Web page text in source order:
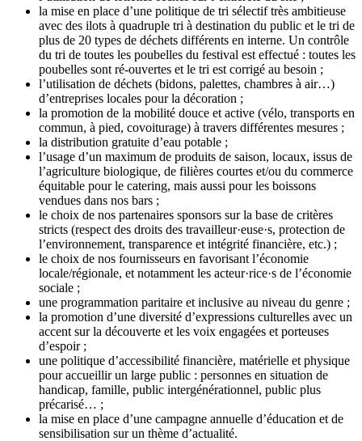
la mise en place d’une politique de tri sélectif très ambitieuse
avec des ilots à quadruple tri à destination du public et le tri de
plus de 20 types de déchets différents en interne. Un contrôle
du tri de toutes les poubelles du festival est effectué : toutes les
poubelles sont ré-ouvertes et le tri est corrigé au besoin ;
l’utilisation de déchets (bidons, palettes, chambres à air…)
d’entreprises locales pour la décoration ;
la promotion de la mobilité douce et active (vélo, transports en
commun, à pied, covoiturage) à travers différentes mesures ;
la distribution gratuite d’eau potable ;
l’usage d’un maximum de produits de saison, locaux, issus de
l’agriculture biologique, de filières courtes et/ou du commerce
équitable pour le catering, mais aussi pour les boissons
vendues dans nos bars ;
le choix de nos partenaires sponsors sur la base de critères
stricts (respect des droits des travailleur·euse·s, protection de
l’environnement, transparence et intégrité financière, etc.) ;
le choix de nos fournisseurs en favorisant l’économie
locale/régionale, et notamment les acteur·rice·s de l’économie
sociale ;
une programmation paritaire et inclusive au niveau du genre ;
la promotion d’une diversité d’expressions culturelles avec un
accent sur la découverte et les voix engagées et porteuses
d’espoir ;
une politique d’accessibilité financière, matérielle et physique
pour accueillir un large public : personnes en situation de
handicap, famille, public intergénérationnel, public plus
précarisé… ;
la mise en place d’une campagne annuelle d’éducation et de
sensibilisation sur un thème d’actualité.